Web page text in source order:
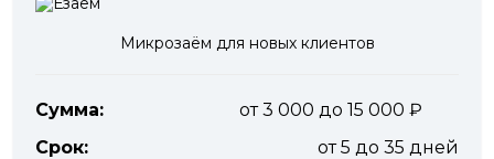
Микрозаём для новых клиентов
Сумма:
от 3 000 до 15 000
Срок:
от 5 до 35 дней